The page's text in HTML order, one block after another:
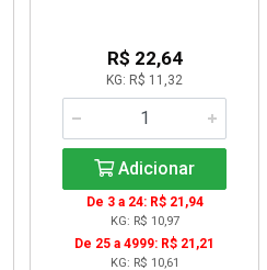
R$ 22,64
KG: R$ 11,32
Adicionar
De 3 a 24: R$ 21,94
KG: R$ 10,97
De 25 a 4999: R$ 21,21
KG: R$ 10,61